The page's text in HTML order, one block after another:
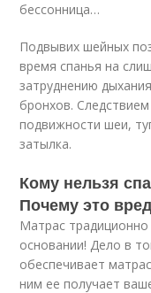
бессонница…
Подвывих шейных
время спанья на
затруднению
бронхов.
подвижности шеи,
затылка.
Кому нельзя
Почему это
Матрас
основании! Дело в
обеспечивает
ним ее получает